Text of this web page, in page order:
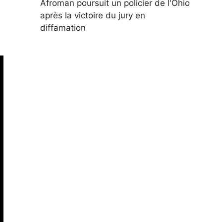
Afroman poursuit un policier de l'Ohio
après la victoire du jury en
diffamation